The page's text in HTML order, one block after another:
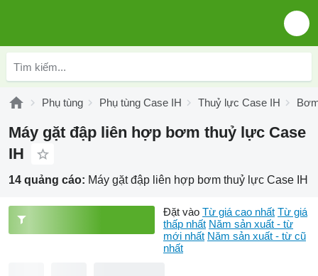
Phụ tùng Phụ tùng Case IH Thuỷ lực Case IH
Máy gặt đập liên hợp bơm thuỷ lực Case
IH
14 quảng cáo: Máy gặt đập liên hợp bơm thuỷ lực Case IH
Đặt vào Từ giá cao nhất Từ giá
thấp nhất Năm sản xuất - từ
mới nhất Năm sản xuất - từ cũ
nhất